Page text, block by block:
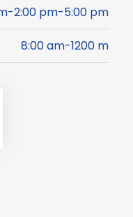
2:00 pm-5:00 pm
8:00 am-1200 m